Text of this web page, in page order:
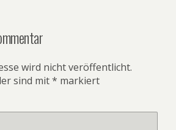
wird nicht veröffentlicht.
sind mit* markiert